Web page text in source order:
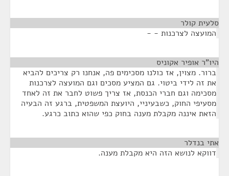
סלעית קולר
המועצה לצרכנות - -
היו"ר אופיר אקוניס
ברור. מצוין, אז כולנו מסכימים פה, אנחנו רק צריכים להביא
את זה לידי ביטוי. גם המציע מסכים וגם המועצה לצרכנות
מסכימה וגם חברי הכנסת, אז צריך פשוט לחבר את זה לאחד
מסעיפי החוק, כשבעיניי, היועצת המשפטית, ברגע זה הבעיה
הזאת איננה מקבלת מענה בחוק כפי שהוא כתוב כרגע.
אתי בנדלר
דווקא לנושא הזה היא מקבלת מענה.